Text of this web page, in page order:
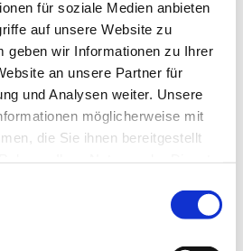
für soziale Medien anbieten
auf unsere Website zu
geben wir Informationen zu Ihrer
an unsere Partner für
und Analysen weiter. Unsere
möglicherweise mit
die Sie ihnen bereitgestellt
07:00 - 16:00
07:00 - 16:00